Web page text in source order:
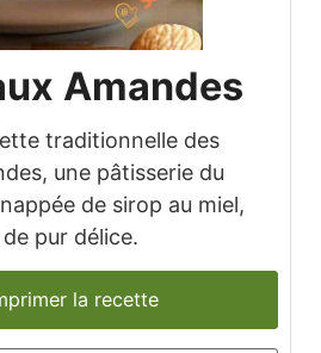
Amandes
traditionnelle des
une pâtisserie du
de sirop au miel,
pur délice.
la recette